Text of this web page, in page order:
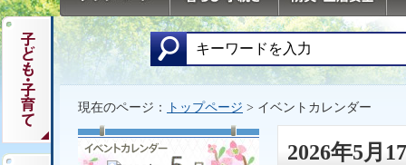
現在のページ： トップページ > イベントカレンダー
2026年5月